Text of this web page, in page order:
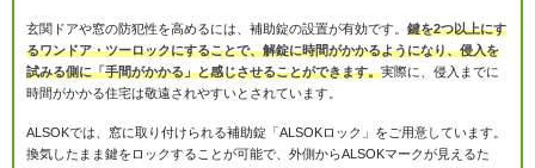
玄関ドアや窓の防犯性を高めるには、補助錠の設置が有効です。 鍵を2つ以上にす
るワンドア・ツーロックにすることで、解錠に時間がかかるようになり、侵入を
試みる側に「手間がかかる」と感じさせることができます。実際に、侵入までに
時間がかかる住宅は敬遠されやすいとされています。
ALSOKでは、窓に取り付けられる補助錠「ALSOKロック」をご用意しています。
換気したまま鍵をロックすることが可能で、外側からALSOKマークが見えるた